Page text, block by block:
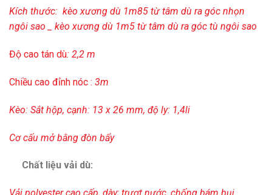
Kích thước: kèo xương dù 1m85 từ tâm dù ra góc nhọn
ngôi sao _ kèo xương dù 1m5 từ tâm dù ra góc tù ngôi sao
Độ cao tán dù: 2,2 m
Chiều cao đỉnh nóc : 3m
Kèo: Sắt hộp, cạnh: 13 x 26 mm, độ ly: 1,4li
Cơ cấu mở bằng đòn bẩy
Chất liệu vải dù: